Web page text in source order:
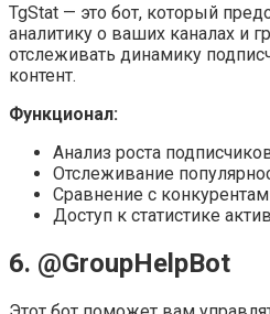
TgStat — это бот, который
аналитику о ваших каналах и
отслеживать динамику
контент.
Функционал:
Анализ роста
Отслеживание
Сравнение с
Доступ к статистике
6. @GroupHelpBot